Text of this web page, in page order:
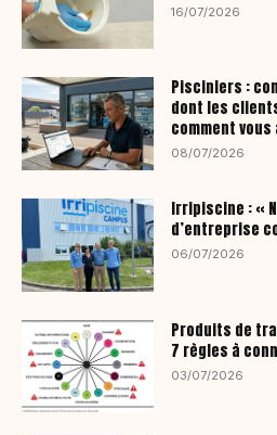
16/07/2026
Pisciniers :
dont les
comment
08/07/2026
Irripiscine : «
d’entreprise
06/07/2026
Produits de
7 règles à
03/07/2026